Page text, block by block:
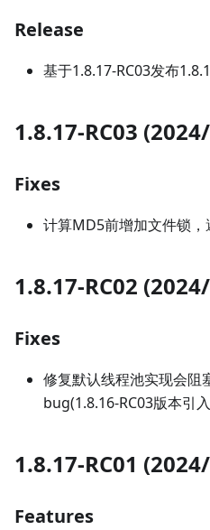
Release
基于1.8.17-RC03发布
1.8.17-RC03
Fixes
计算MD5前增加文件锁
1.8.17-RC02
Fixes
修复默认线程池实现会阻
bug(1.8.16-RC03版本引
1.8.17-RC01
Features